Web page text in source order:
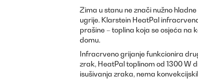
Zima u stanu ne znači nužno
ugrije. Klarstein HeatPal
prašine – toplina koja se osjeća na
domu.
Infracrveno grijanje funkcionira
zrak, HeatPal toplinom od 1300 W
isušivanja zraka, nema